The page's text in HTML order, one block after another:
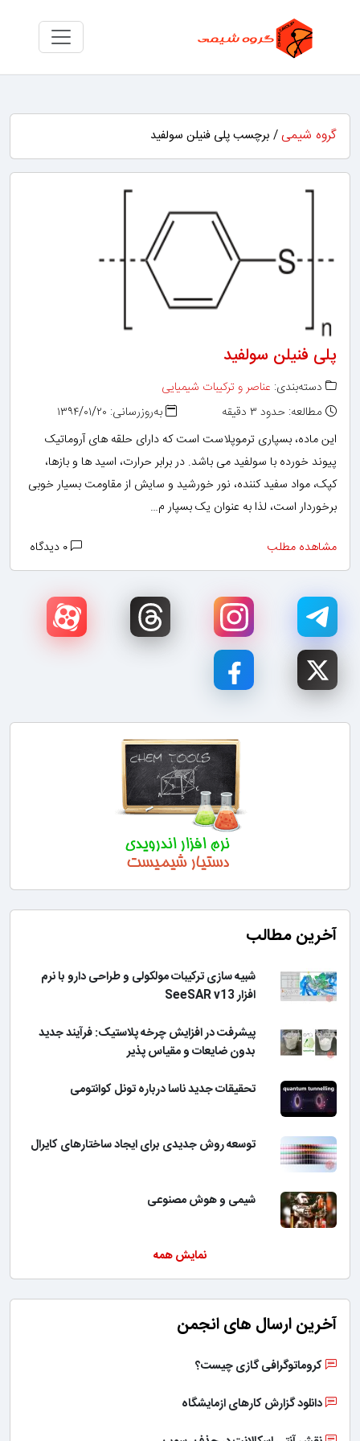
گروه شیمی / برچسب پلی فنیلن سولفید
پلی فنیلن سولفید
دسته‌بندی: عناصر و ترکیبات شیمیایی
مطالعه: حدود ۳ دقیقه
به‌روزرسانی: ۱۳۹۴/۰۱/۲۰
این ماده، بسپاری ترموپلاست است که دارای حلقه های آروماتیک
پیوند خورده با سولفید می باشد. در برابر حرارت، اسید ها و بازها،
کپک، مواد سفید کننده، نور خورشید و سایش از مقاومت بسیار خوبی
برخوردار است، لذا به عنوان یک بسپار م…
مشاهده مطلب
آخرین مطالب
شبیه سازی ترکیبات مولکولی و طراحی دارو با نرم
افزار SeeSAR v13
پیشرفت در افزایش چرخه پلاستیک: فرآیند جدید
بدون ضایعات و مقیاس پذیر
تحقیقات جدید ناسا درباره تونل کوانتومی
توسعه روش جدیدی برای ایجاد ساختارهای کایرال
شیمی و هوش مصنوعی
نمایش همه
آخرین ارسال های انجمن
کروماتوگرافی گازی چیست؟
دانلود گزارش کارهای ازمایشگاه